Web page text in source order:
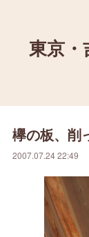
東京・
欅の板、削
2007.07.24 22:49